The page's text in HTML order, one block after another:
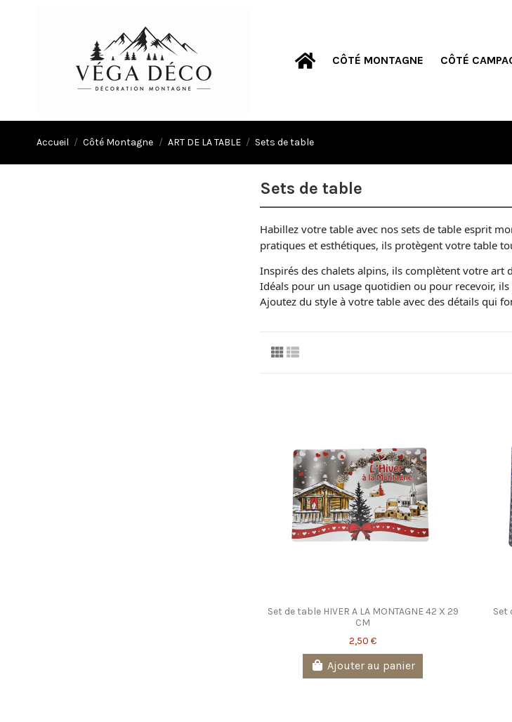
CÔTÉ MONTAGNE CÔTÉ
Accueil Côté Montagne ART DE LA TABLE Sets de table
Sets de table
Habillez votre table avec nos sets de table esprit
pratiques et esthétiques, ils protègent votre table
Inspirés des chalets alpins, ils complètent votre art
Idéals pour un usage quotidien ou pour recevoir,
Ajoutez du style à votre table avec des détails qui
Set de table HIVER A LA MONTAGNE 42 X 29
CM
2,50 €
Ajouter au panier
Set